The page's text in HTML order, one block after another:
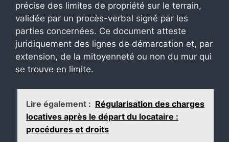
précise des limites de propriété sur le terrain,
validée par un procès-verbal signé par les
parties concernées. Ce document atteste
juridiquement des lignes de démarcation et, par
extension, de la mitoyenneté ou non du mur qui
se trouve en limite.
Lire également : Régularisation des charges
locatives après le départ du locataire :
procédures et droits